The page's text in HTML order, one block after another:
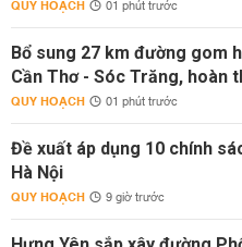
QUY HOẠCH 01 phút trước
Bổ sung 27 km đường gom
Cần Thơ - Sóc Trăng, hoàn
QUY HOẠCH 01 phút trước
Đề xuất áp dụng 10 chính
Hà Nội
QUY HOẠCH 9 giờ trước